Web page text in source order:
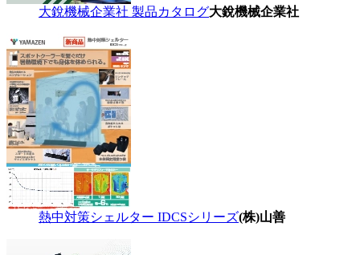
大銳機械企業社 製品カタログ大銳機械企業社
熱中対策シェルター IDCSシリーズ(株)山善